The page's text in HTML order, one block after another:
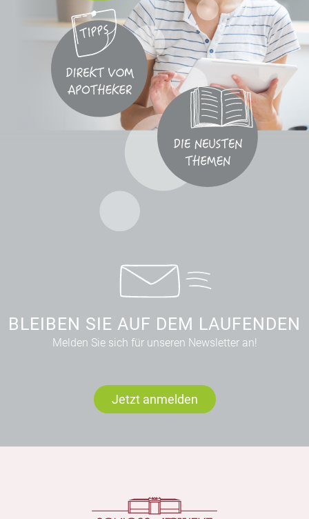
BLEIBEN SIE AUF DEM LAUFENDEN
Melden Sie sich für unseren Newsletter an!
Jetzt anmelden